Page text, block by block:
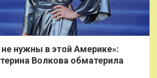
нужны в этой Америке»:
Волкова обматерила